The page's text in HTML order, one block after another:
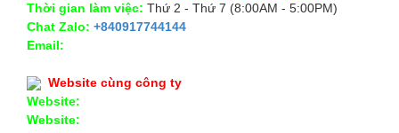
Thời gian làm việc: Thứ 2 - Thứ 7 (8:00AM - 5:00PM)
Chat Zalo: +840917744144
Email:
Website cùng công ty
Website:
Website: